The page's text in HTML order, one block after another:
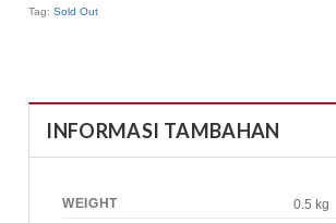
Tag:Sold Out
INFORMASI TAMBAHAN
WEIGHT 0.5 kg